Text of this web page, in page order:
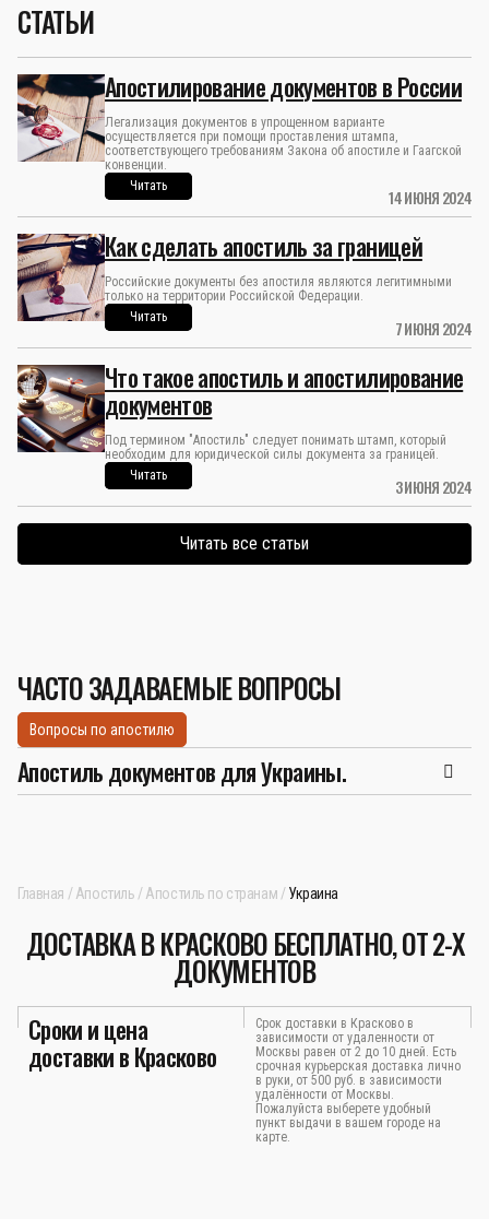
СТАТЬИ
14 ИЮНЯ 2024
Апостилирование документов в России
Легализация документов в упрощенном варианте
осуществляется при помощи проставления штампа,
соответствующего требованиям Закона об апостиле и Гаагской
конвенции.
Читать
7 ИЮНЯ 2024
Как сделать апостиль за границей
Российские документы без апостиля являются легитимными
только на территории Российской Федерации.
Читать
3 ИЮНЯ 2024
Что такое апостиль и апостилирование
документов
Под термином "Апостиль" следует понимать штамп, который
необходим для юридической силы документа за границей.
Читать
Читать все статьи
ЧАСТО ЗАДАВАЕМЫЕ ВОПРОСЫ
Вопросы по апостилю
Апостиль документов для Украины.
Главная Апостиль Апостиль по странам Украина
ДОСТАВКА В КРАСКОВО БЕСПЛАТНО, ОТ 2-Х
ДОКУМЕНТОВ
Сроки и цена
доставки в Красково
Срок доставки в Красково в
зависимости от удаленности от
Москвы равен от 2 до 10 дней. Есть
срочная курьерская доставка лично
в руки, от 500 руб. в зависимости
удалённости от Москвы.
Пожалуйста выберете удобный
пункт выдачи в вашем городе на
карте.